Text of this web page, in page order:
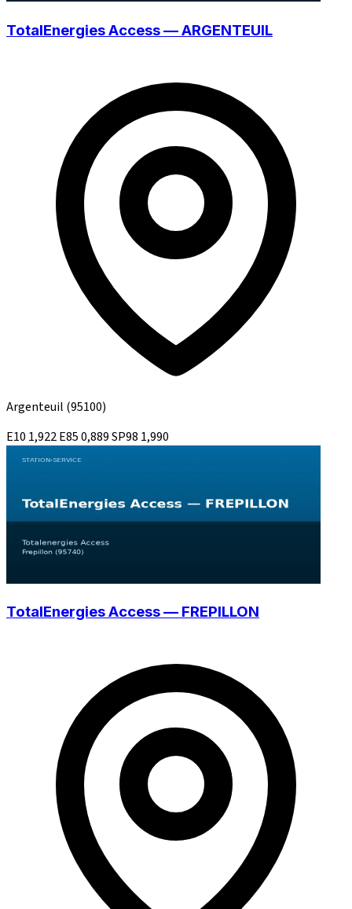
TotalEnergies Access — ARGENTEUIL
Argenteuil (95100)
E10 1,922E850,889SP98 1,990
TotalEnergies Access — FREPILLON